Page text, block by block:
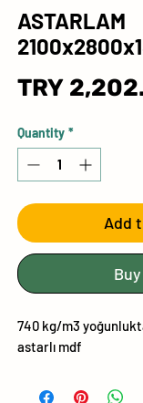
ASTARLAM
TRY
Quantity *
Add
740 kg/m3
astarlı mdf